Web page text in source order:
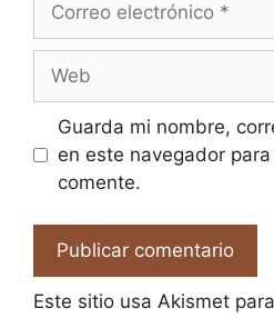
electrónico
Guarda mi nombre,
en este navegador
comente.
Este sitio usa Akismet